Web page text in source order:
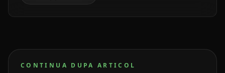
CONTINUA DUPA ARTICOL